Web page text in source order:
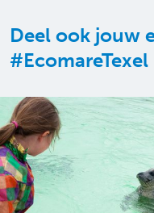
Deel ook jouw
#EcomareTexel